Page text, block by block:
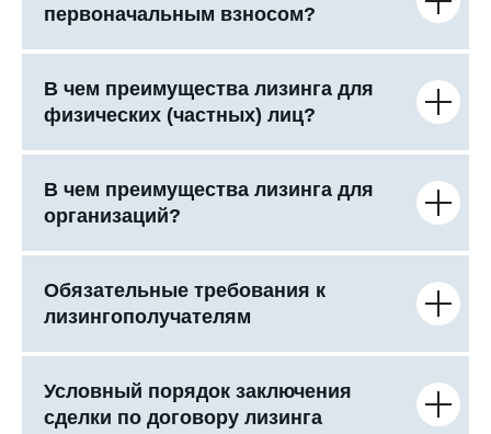
первоначальным взносом?
В чем преимущества лизинга для
физических (частных) лиц?
В чем преимущества лизинга для
организаций?
Обязательные требования к
лизингополучателям
Условный порядок заключения
сделки по договору лизинга